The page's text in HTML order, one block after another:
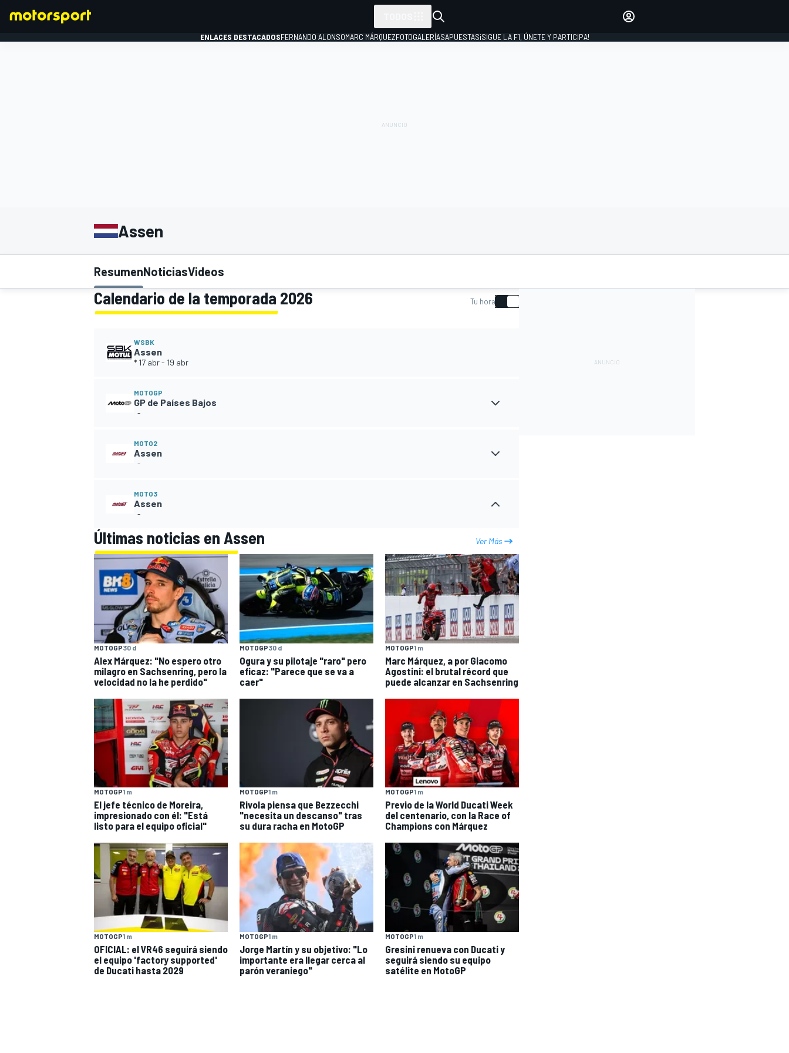
INDYCAR WRC
ENLACES DESTACADOSFERNANDO ALONSOMARC MÁRQUEZFOTOGALERÍASAPUESTAS¡SIGUE LA F1, ÚNETE Y PARTICIPA!
Assen
ResumenNoticiasVideos
Calendario de la temporada 2026 Tu hora
WSBK
Assen
* 17 abr- 19 abr
MOTOGP
GP de Países Bajos
-
MOTO2
Assen
-
MOTO3
Assen
-
Últimas noticias en Assen Ver Más
MOTOGP30 d
Alex Márquez: "No espero otro
milagro en Sachsenring, pero la
velocidad no la he perdido"
MOTOGP30 d
Ogura y su pilotaje "raro" pero
eficaz: "Parece que se va a
caer"
MOTOGP1 m
Marc Márquez, a por Giacomo
Agostini: el brutal récord que
puede alcanzar en Sachsenring
MOTOGP1 m
El jefe técnico de Moreira,
impresionado con él: "Está
listo para el equipo oficial"
MOTOGP1 m
Rivola piensa que Bezzecchi
"necesita un descanso" tras
su dura racha en MotoGP
MOTOGP1 m
Previo de la World Ducati Week
del centenario, con la Race of
Champions con Márquez
MOTOGP1 m
OFICIAL: el VR46 seguirá siendo
el equipo 'factory supported'
de Ducati hasta 2029
MOTOGP1 m
Jorge Martín y su objetivo: "Lo
importante era llegar cerca al
parón veraniego"
MOTOGP1 m
Gresini renueva con Ducati y
seguirá siendo su equipo
satélite en MotoGP